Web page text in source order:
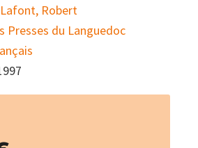
Robert
Presses du Languedoc